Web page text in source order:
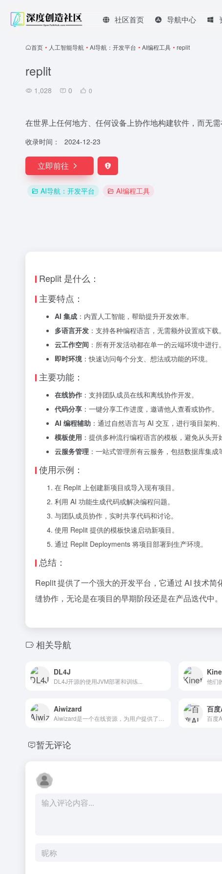
社区首页 导航中心
首页 • 人工智能导航 • AI导航：开发平台 • AI编程工具 • replit
replit
1,028 0 0
在世界上任何地方、任何设备上协作地构建软件，而无
收录时间： 2024-12-23
立即前往
AI导航：开发平台 AI编程工具
Replit 是什么：
主要特点：
AI 集成 ：内置人工智能，帮助提升开发效率。
多语言开发 ：支持各种编程语言，无需额外设置或下载。
云工作空间 ：所有开发活动都在单一的云端环境中进行。
即时环境 ：快速访问每个分支、想法或功能的环境。
主要功能：
在线协作 ：支持团队成员在线和离线协作开发。
代码分享 ：一键分享工作进度，邀请他人查看或协作。
AI 编程辅助 ：通过自然语言与 AI 交互，进行项目架构
模板使用 ：提供多种流行编程语言的模板，避免从头开
云服务管理 ：一站式管理所有云服务，包括数据库集成
使用示例：
在 Replit 上创建新项目或导入现有项目。
利用 AI 功能生成代码或解决编程问题。
与团队成员协作，实时共享代码和讨论。
使用 Replit 提供的模板快速启动新项目。
通过 Replit Deployments 将项目部署到生产环境。
总结：
Replit 提供了一个强大的开发平台，它通过 AI 技术
缝协作，无论是在项目的早期阶段还是在产品迭代中。
相关导航
DL4J
DL4J开源的使用JVM部署和训练... 他们
Aiwizard 百
暂无评论